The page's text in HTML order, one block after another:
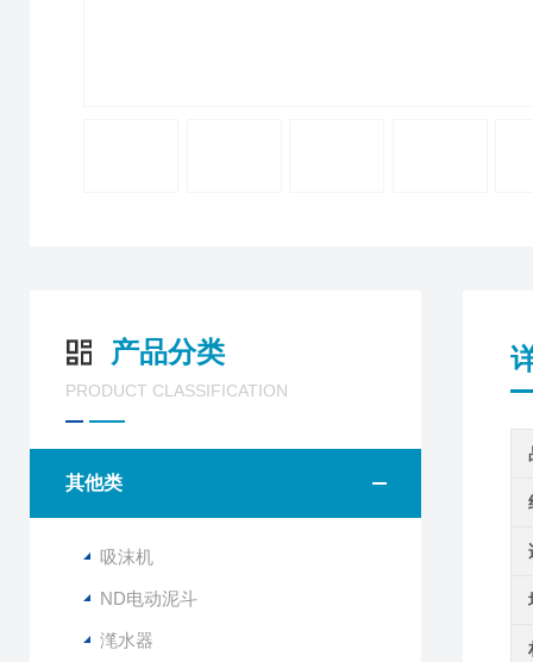
产品分类
PRODUCT CLASSIFICATION
其他类
吸沫机
ND电动泥斗
滗水器